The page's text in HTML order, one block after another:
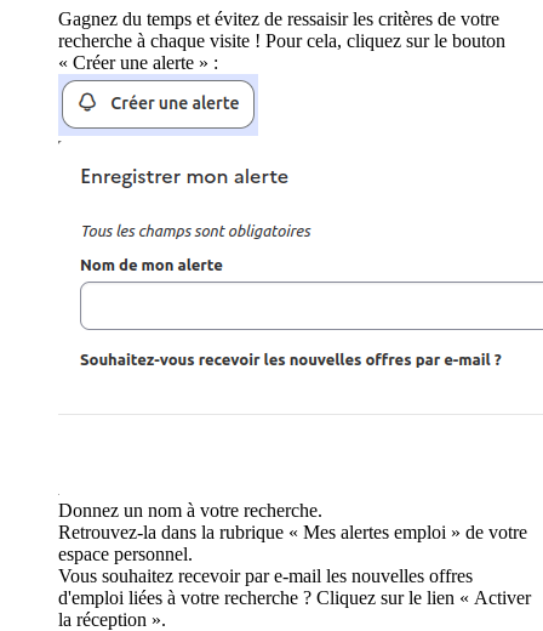
Gagnez du temps et évitez de ressaisir les critères de votre
recherche à chaque visite ! Pour cela, cliquez sur le bouton
« Créer une alerte » :
Donnez un nom à votre recherche.
Retrouvez-la dans la rubrique « Mes alertes emploi » de votre
espace personnel.
Vous souhaitez recevoir par e-mail les nouvelles offres
d'emploi liées à votre recherche ? Cliquez sur le lien « Activer
la réception ».